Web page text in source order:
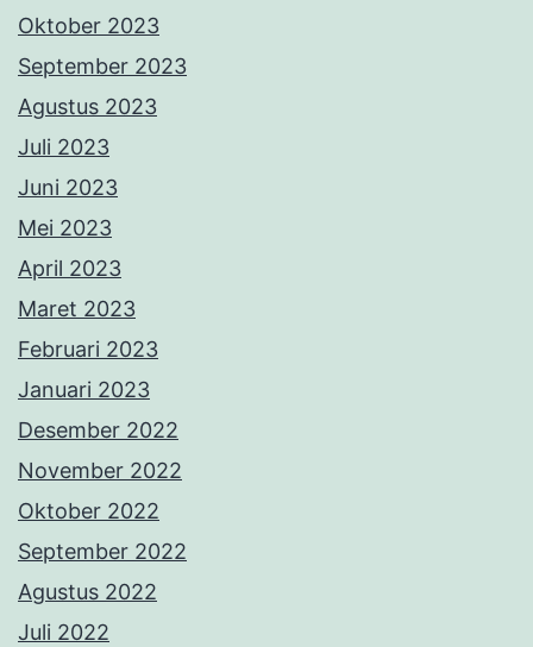
Oktober 2023
September 2023
Agustus 2023
Juli 2023
Juni 2023
Mei 2023
April 2023
Maret 2023
Februari 2023
Januari 2023
Desember 2022
November 2022
Oktober 2022
September 2022
Agustus 2022
Juli 2022